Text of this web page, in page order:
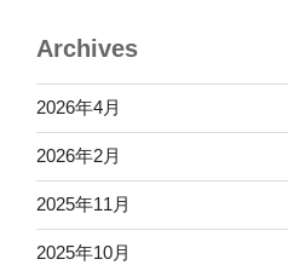
Archives
2026年4月
2026年2月
2025年11月
2025年10月